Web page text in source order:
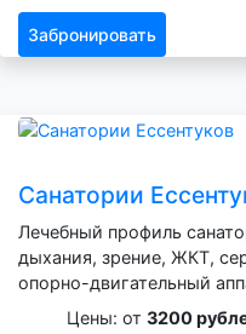
Забронировать
Санатории
Лечебный профиль
дыхания, зрение, ЖКТ,
опорно-двигательный
Цены: от 3200